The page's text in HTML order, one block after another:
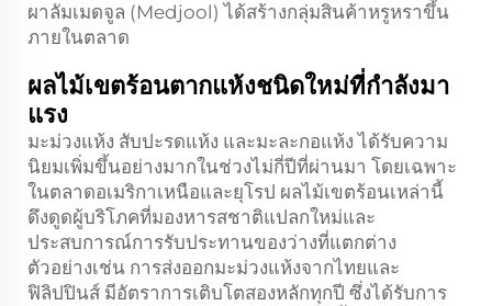
ผาลัมเมดจูล (Medjool) ได้สร้างกลุ่มสินค้าหรูหราขึ้น
ภายในตลาด
ผลไม้เขตร้อนตากแห้งชนิดใหม่ที่กำลังมา
แรง
มะม่วงแห้ง สับปะรดแห้ง และมะละกอแห้ง ได้รับความ
นิยมเพิ่มขึ้นอย่างมากในช่วงไม่กี่ปีที่ผ่านมา โดยเฉพาะ
ในตลาดอเมริกาเหนือและยุโรป ผลไม้เขตร้อนเหล่านี้
ดึงดูดผู้บริโภคที่มองหารสชาติแปลกใหม่และ
ประสบการณ์การรับประทานของว่างที่แตกต่าง
ตัวอย่างเช่น การส่งออกมะม่วงแห้งจากไทยและ
ฟิลิปปินส์ มีอัตราการเติบโตสองหลักทุกปี ซึ่งได้รับการ